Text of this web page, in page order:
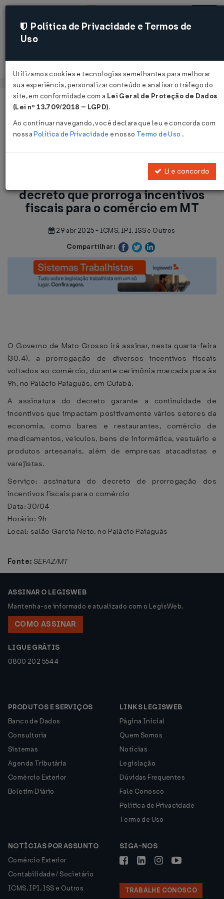
Acessar
Página Inicial
Notícias
incentivos fiscais para o comércio em MT...
Voltar
ICMS/MT: Governo de MT assina
decreto que prorroga incentivos
fiscais para o comércio em MT
29 abr 2025 - ICMS, IPI, ISS e Outros
Compartilhar:
O Governo de Mato Grosso irá assinar, nesta quarta-feira
(30.4), a prorrogação de diversos incentivos fiscais
voltados ao comércio, durante cerimônia marcada para às
9h, no Palácio Paiaguás, em Cuiabá.
A assinatura do decreto garante a continuidade de
incentivos que impactam positivamente vários setores da
economia, como bares e restaurantes, comércio de
medicamentos, veículos, bens de informática, vestuário e
produtos artesanais, além de empresas atacadistas e
varejistas.
Serviço: assinatura do decreto de prorrogação dos
incentivos fiscais para o comércio
Data: 30/04
Horário: 9h
Local: salão Garcia Neto, no Palácio Paiaguás
Fonte: SEFAZ/MT
ASSINAR O LEGISWEB
Mantenha-se informado e atualizado com o LegisWeb.
COMO ASSINAR
LIGUE GRÁTIS
0800 202 5544
PRODUTOS E SERVIÇOS
Banco de Dados
Consultoria
Sistemas
Agenda Tributária
Comércio Exterior
Boletim Diário
LINKS LEGISWEB
Página Inicial
Quem Somos
Notícias
Legislação
Dúvidas Frequentes
Fale Conosco
Política de Privacidade
Termo de Uso
NOTÍCIAS POR ASSUNTO
Comércio Exterior
Contabilidade / Societário
ICMS, IPI, ISS e Outros
SIGA-NOS
TRABALHE CONOSCO
Política de Privacidade e Termos de
Uso
Utilizamos cookies e tecnologias semelhantes para melhorar
sua experiência, personalizar conteúdo e analisar o tráfego do
site, em conformidade com a Lei Geral de Proteção de Dados
(Lei nº 13.709/2018 – LGPD).
Ao continuar navegando, você declara que leu e concorda com
nossaPolítica de Privacidade e nosso Termo de Uso .
Li e concordo